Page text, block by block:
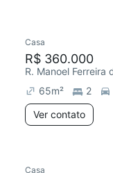
Casa
R$ 360.000
R. Manoel Ferreira
65m² 2
Ver contato
Casa